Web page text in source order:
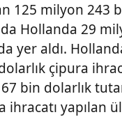
125 milyon 243
Hollanda 29
yer aldı.
çipura
bin dolarlık
yapılan